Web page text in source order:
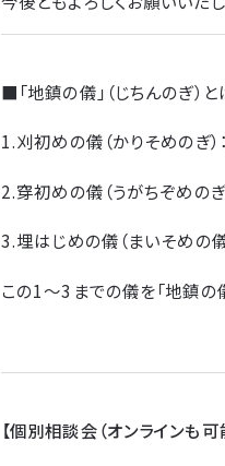
■ 「地鎮の儀」（じちんのぎ）と
1.刈初めの儀（かりそめのぎ
2.穿初めの儀（うがちぞめの
3.埋はじめの儀（まいそめの
この1～3までの儀を「地鎮の
【個別相談会（オンラインも可